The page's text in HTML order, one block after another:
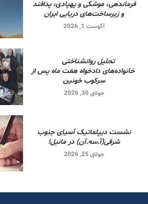
فرماندهی، موشکی و پهپادی، پدافند
و زیرساخت‌های دریایی ایران
آگوست 1, 2026
تحلیل روانشناختی
خانواده‌های دادخواه هفت ماه پس از
سرکوب خونین
جولای 30, 2026
نشست دیپلماتیک آسیای جنوب
شرقی‌(آ.سه.آن) در مانیل!
جولای 25, 2026